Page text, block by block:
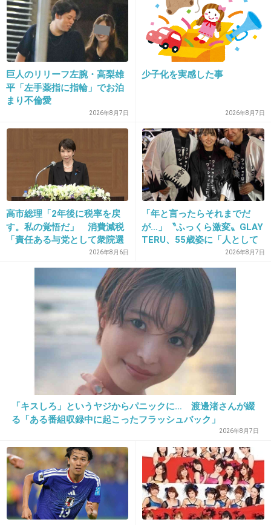
結婚した時はあんなにはしゃいでたのに…
出典：web-teruhisa.com
2013/12/04(水) 14:03:26
めちゃイケって人の悲しみもお笑いにするん
だ。番組スタッフは人間じゃないな。
+194 -10
21. 匿名2013/12/04(水) 14:03:28
笑いのためならなんでもする！って覚悟するの
が芸人なのかも知れないけど
一般の人はそこまでお笑い求めてないよね
+153
浮気されて散々傷ついた上に、めちゃイケでネ
タ扱いされた紗理奈が本当に可哀想。めちゃイ
ケの制作スタッフはみんなクズ！
23. 匿名2013/12/04(水) 14:04:16
結婚も出産も離婚もめちゃいけで特集される
巨人のリリーフ左腕・高梨雄
平「左手薬指に指輪」でお泊
まり不倫愛
2026年8月7日
少子化を実感した事
2026年8月7日
高市総理「2年後に税率を戻
す。私の覚悟だ」 消費減税
「責任ある与党として衆院選
公約に掲げ理解賜った」2026年8月6日
「年と言ったらそれまでだ
が…」〝ふっくら激変〟GLAY
TERU、55歳姿に「人として
好きすぎる」「TERUさんに
は見えない」「分からなかっ
た」
2026年8月7日
「キスしろ」というヤジからパニックに… 渡邊渚さんが綴
る「ある番組収録中に起こったフラッシュバック」
2026年8月7日